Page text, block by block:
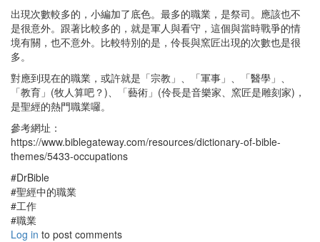
出現次數較多的，小編加了底色。最多的職業，是祭司。應該也不
是很意外。跟著比較多的，就是軍人與看守，這個與當時戰爭的情
境有關，也不意外。比較特別的是，伶長與窯匠出現的次數也是很
多。
對應到現在的職業，或許就是「宗教」、「軍事」、「醫學」、
「教育」(牧人算吧？)、「藝術」(伶長是音樂家、窯匠是雕刻家)，
是聖經的熱門職業囉。
參考網址：
https://www.biblegateway.com/resources/dictionary-of-bible-
themes/5433-occupations
#DrBible
#聖經中的職業
#工作
#職業
Log in to post comments